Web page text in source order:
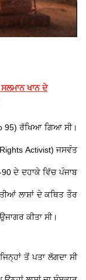
ਖਾਨ ਦੇ
95) ਰੱਖਿਆ ਗਿਆ ਸੀ।
Activist) ਜਸਵੰਤ
90 ਦੇ ਦਹਾਕੇ ਵਿੱਚ ਪੰਜਾਬ
ਲਾਸ਼ਾਂ ਦੇ ਕਥਿਤ ਤੌਰ
ਕੀਤਾ ਸੀ।
ਤੋਂ ਪਤਾ ਲੱਗਦਾ ਸੀ